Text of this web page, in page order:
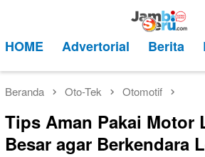
kontenMobile
HOME Advertorial Berita
Beranda Oto-Tek Otomotif
Tips Aman Pakai Motor
Besar agar Berkendara